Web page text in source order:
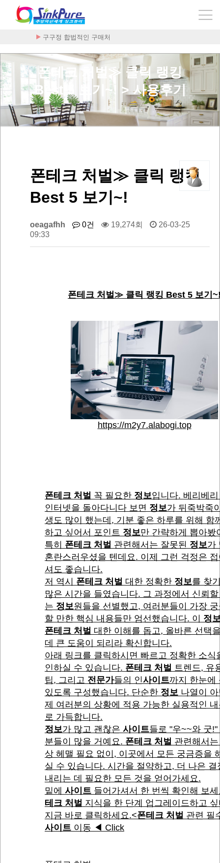
구구정 합법적인 구매처
폰테크 처벌≫ 클릭 랭킹
Best 5 보기~! > 사용후기
폰테크 처벌≫ 클릭 랭킹
Best 5 보기~!
oeagafhh 0건 19,274회
26-03-25
09:33
폰테크 처벌≫ 클릭 랭킹 Best 5 보기
https://m2y7.alabogi.top
폰테크 처벌 꼭 필요한 정보입니다. 베리베
인터넷을 돌아다니다 보면 정보가 뒤죽박죽
생도 많이 했는데, 기분 좋은 하루를 위해 함
하고 싶어서 포인트 정보만 간략하게 뽑아봤
특히 폰테크 처벌 관련해서는 잘못된 정보가
혼란스러우셨을 텐데요. 이제 그런 걱정은
셔도 좋습니다.
저 역시 폰테크 처벌 대한 정확한 정보를 찾
많은 시간을 들였습니다. 그 과정에서 신뢰
는 정보원들을 선별했고, 여러분들이 가장
할 만한 핵심 내용들만 엄선했습니다. 이 정
폰테크 처벌 대한 이해를 돕고, 올바른 선택
데 큰 도움이 되리라 확신합니다.
아래 링크를 클릭하시면 빠르고 정확한 소식
인하실 수 있습니다. 폰테크 처벌 트렌드, 유
팁, 그리고 전문가들의 인사이트까지 한눈에
있도록 구성했습니다. 단순한 정보 나열이
제 여러분의 상황에 적용 가능한 실용적인
로 가득합니다.
정보가 많고 괜찮은 사이트들로 "우~~와 굿!"
분들이 많을 거예요. 폰테크 처벌 관련해서
상 헤맬 필요 없이, 이곳에서 모든 궁금증을
실 수 있습니다. 시간을 절약하고, 더 나은 결
내리는 데 필요한 모든 것을 얻어가세요.
밑에 사이트 들어가셔서 한 번씩 확인해 보
테크 처벌 지식을 한 단계 업그레이드하고
지금 바로 클릭하세요.<폰테크 처벌 관련 필
사이트 이동 ◀ Click